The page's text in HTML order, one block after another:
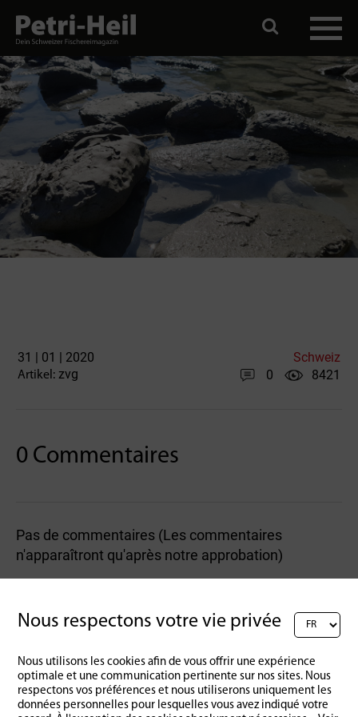
31 | 01 | 2020 Schweiz
Artikel: zvg 0 8421
0 Commentaires
Pas de commentaires (Les commentaires
n'apparaîtront qu'après notre approbation)
Rédigez un commentaire :
Nous respectons votre vie privée
Nous utilisons les cookies afin de vous offrir une expérience
optimale et une communication pertinente sur nos sites. Nous
respectons vos préférences et nous utiliserons uniquement les
données personnelles pour lesquelles vous avez indiqué votre